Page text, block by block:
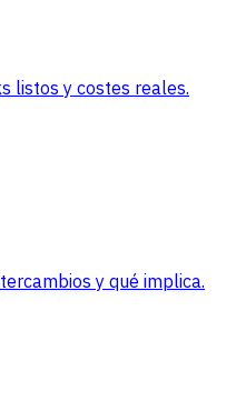
listos y costes reales.
y qué implica.